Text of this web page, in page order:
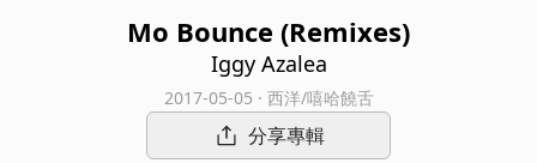
Mo Bounce (Remixes)
Iggy Azalea
2017-05-05 · 西洋/嘻哈饒舌
分享專輯